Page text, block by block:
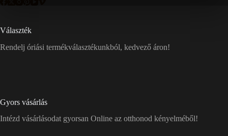
Választék
Rendelj óriási termékválasztékunkból, kedvező áron!
Gyors vásárlás
Intézd vásárlásodat gyorsan Online az otthonod kényelméből!